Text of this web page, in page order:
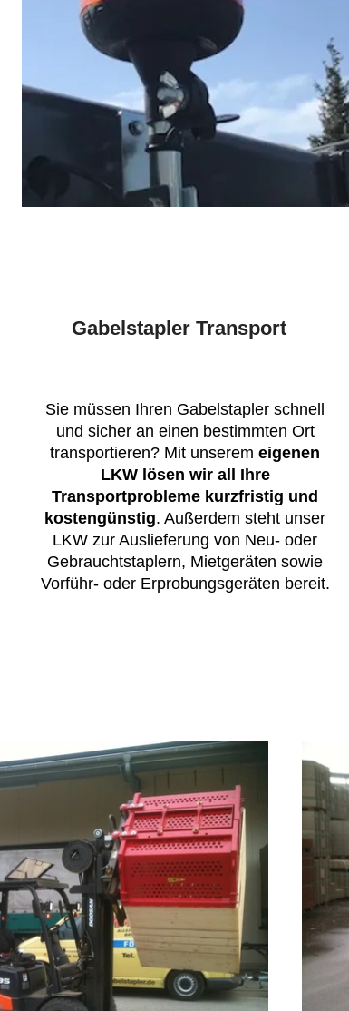
Gabelstapler Transport
Sie müssen Ihren Gabelstapler schnell
und sicher an einen bestimmten Ort
transportieren? Mit unserem eigenen
LKW lösen wir all Ihre
Transportprobleme kurzfristig und
kostengünstig. Außerdem steht unser
LKW zur Auslieferung von Neu- oder
Gebrauchtstaplern, Mietgeräten sowie
Vorführ- oder Erprobungsgeräten bereit.